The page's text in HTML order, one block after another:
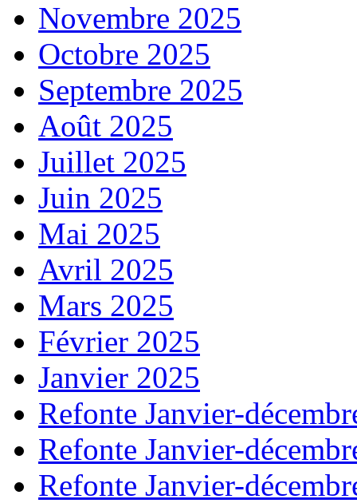
Novembre 2025
Octobre 2025
Septembre 2025
Août 2025
Juillet 2025
Juin 2025
Mai 2025
Avril 2025
Mars 2025
Février 2025
Janvier 2025
Refonte Janvier-
Refonte Janvier-
Refonte Janvier-